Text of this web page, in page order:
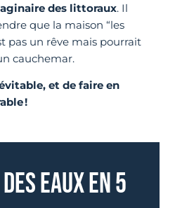
des littoraux. Il
que la maison “les
pas un rêve mais pourrait
cauchemar.
et de faire en
!
EAUX EN 5